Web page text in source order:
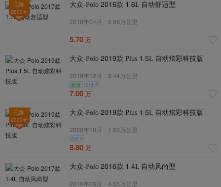
已降
8800元
大众-Polo 2017款 1.7L 自动舒适型
2016年04月 7.99万公里
5.70 万
大众-Polo 2019款 Plus 1.5L 自动炫彩科技版
2019年12月
2.44万公里
超值
0过户
7.00 万
已降
2000元
大众-Polo 2019款 Plus 1.5L 自动炫彩科技版
2020年10月
1.73万公里
0过户
8.80 万
大众-Polo 2017款 1.4L 自动风尚型
2017年07月
4.55万公里